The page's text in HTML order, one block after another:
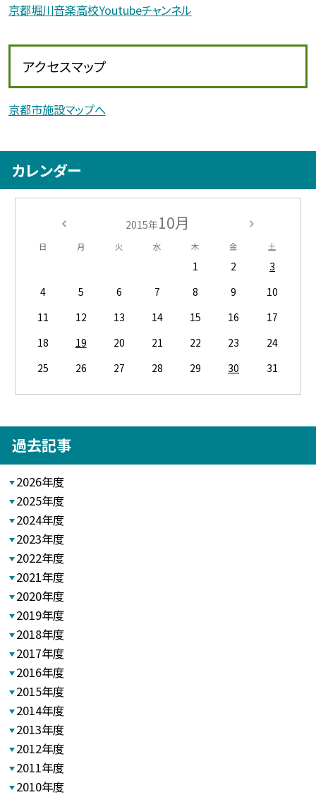
京都堀川音楽高校Youtubeチャンネル
アクセスマップ
京都市施設マップへ
カレンダー
2015年10月
日 月 火 水 木 金 土
1 2
3
4
5 6 7 8 9
10
11
12 13 14 15 16
17
18
19 20 21 22 23
24
25
26 27 28 29 30 31
過去記事
2026年度
2025年度
2024年度
2023年度
2022年度
2021年度
2020年度
2019年度
2018年度
2017年度
2016年度
2015年度
2014年度
2013年度
2012年度
2011年度
2010年度